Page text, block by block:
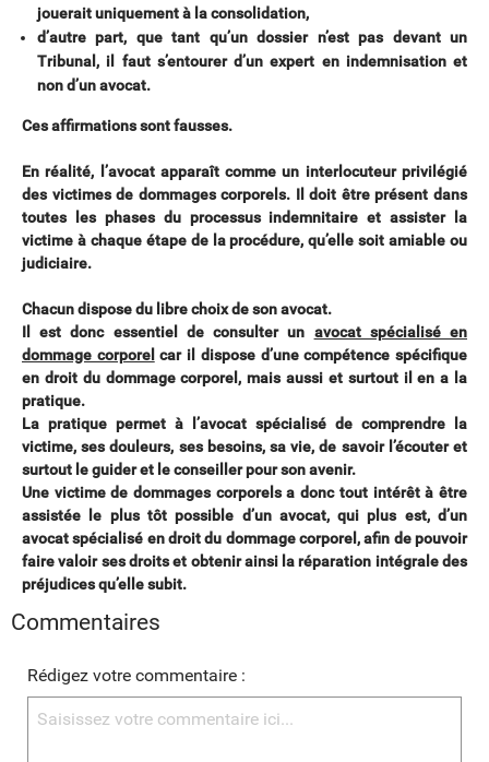
jouerait uniquement à la consolidation,
d’autre part, que tant qu’un dossier n’est pas devant un
Tribunal, il faut s’entourer d’un expert en indemnisation et
non d’un avocat.
Ces affirmations sont fausses.
En réalité, l’avocat apparaît comme un interlocuteur privilégié
des victimes de dommages corporels. Il doit être présent dans
toutes les phases du processus indemnitaire et assister la
victime à chaque étape de la procédure, qu’elle soit amiable ou
judiciaire.
Chacun dispose du libre choix de son avocat.
Il est donc essentiel de consulter un avocat spécialisé en
dommage corporel car il dispose d’une compétence spécifique
en droit du dommage corporel, mais aussi et surtout il en a la
pratique.
La pratique permet à l’avocat spécialisé de comprendre la
victime, ses douleurs, ses besoins, sa vie, de savoir l’écouter et
surtout le guider et le conseiller pour son avenir.
Une victime de dommages corporels a donc tout intérêt à être
assistée le plus tôt possible d’un avocat, qui plus est, d’un
avocat spécialisé en droit du dommage corporel, afin de pouvoir
faire valoir ses droits et obtenir ainsi la réparation intégrale des
préjudices qu’elle subit.
Commentaires
Rédigez votre commentaire :